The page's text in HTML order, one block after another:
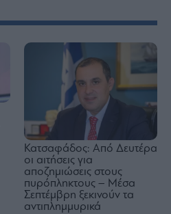
Κατσαφάδος: Από Δευτέρα
οι αιτήσεις για
αποζημιώσεις στους
πυρόπληκτους – Μέσα
Σεπτέμβρη ξεκινούν τα
αντιπλημμυρικά